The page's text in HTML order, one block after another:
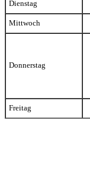
Dienstag
Mittwoch
Donnerstag
Freitag